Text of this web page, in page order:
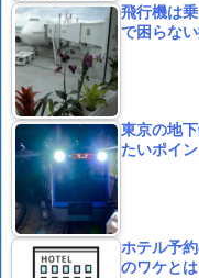
飛行機は
で困らな
東京の地
たいポイン
ホテル予
のワケとは